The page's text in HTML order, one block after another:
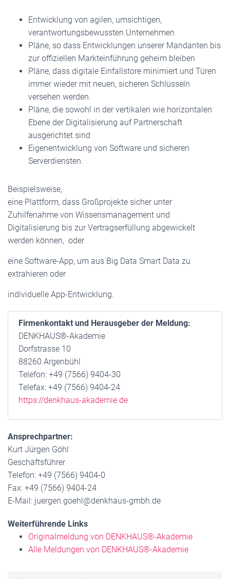
Entwicklung von agilen, umsichtigen,
verantwortungsbewussten Unternehmen
Pläne, so dass Entwicklungen unserer Mandanten bis
zur offiziellen Markteinführung geheim bleiben
Pläne, dass digitale Einfallstore minimiert und Türen
immer wieder mit neuen, sicheren Schlüsseln
versehen werden.
Pläne, die sowohl in der vertikalen wie horizontalen
Ebene der Digitalisierung auf Partnerschaft
ausgerichtet sind
Eigenentwicklung von Software und sicheren
Serverdiensten.
Beispielsweise,
eine Plattform, dass Großprojekte sicher unter
Zuhilfenahme von Wissensmanagement und
Digitalisierung bis zur Vertragserfüllung abgewickelt
werden können, oder
eine Software-App, um aus Big Data Smart Data zu
extrahieren oder
individuelle App-Entwicklung.
Firmenkontakt und Herausgeber der Meldung:
DENKHAUS®-Akademie
Dorfstrasse 10
88260 Argenbühl
Telefon: +49 (7566) 9404-30
Telefax: +49 (7566) 9404-24
https://denkhaus-akademie.de
Ansprechpartner:
Kurt Jürgen Göhl
Geschäftsführer
Telefon: +49 (7566) 9404-0
Fax: +49 (7566) 9404-24
E-Mail: juergen.goehl@denkhaus-gmbh.de
Weiterführende Links
Originalmeldung von DENKHAUS®-Akademie
Alle Meldungen von DENKHAUS®-Akademie